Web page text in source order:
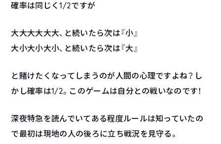
確率は同じく1/2ですが
大大大大大大、と続いたら次は『小』
大小大小大小、と続いたら次は『大』
と賭けたくなってしまうのが人間の心理ですよね？し
かし確率は1/2。このゲームは自分との戦いなのです！
深夜特急を読んでいてある程度ルールは知っていたの
で最初は現地の人の後ろに立ち戦況を見守る。